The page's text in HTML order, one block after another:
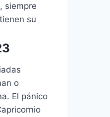
siempre
su
o
El pánico